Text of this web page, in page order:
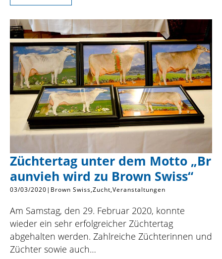
Züchtertag unter dem Motto „Br
aunvieh wird zu Brown Swiss“
03/03/2020| Brown Swiss Zucht Veranstaltungen
Am Samstag, den 29. Februar 2020, konnte
wieder ein sehr erfolgreicher Züchtertag
abgehalten werden. Zahlreiche Züchterinnen und
Züchter sowie auch…